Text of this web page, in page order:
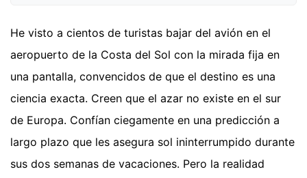
He visto a cientos de turistas bajar del avión en el
aeropuerto de la Costa del Sol con la mirada fija en
una pantalla, convencidos de que el destino es una
ciencia exacta. Creen que el azar no existe en el sur
de Europa. Confían ciegamente en una predicción a
largo plazo que les asegura sol ininterrumpido durante
sus dos semanas de vacaciones. Pero la realidad